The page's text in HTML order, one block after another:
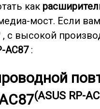
как
мост. Если
, с высокой
AC87:
(ASUS RP-